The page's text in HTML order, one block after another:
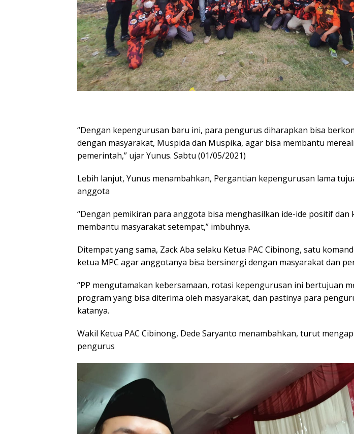
“Dengan kepengurusan baru ini, para pengurus diharapkan bisa
dengan masyarakat, Muspida dan Muspika, agar bisa membantu
pemerintah,” ujar Yunus. Sabtu (01/05/2021)
Lebih lanjut, Yunus menambahkan, Pergantian kepengurusan lama
anggota
“Dengan pemikiran para anggota bisa menghasilkan ide-ide positif dan
membantu masyarakat setempat,” imbuhnya.
Ditempat yang sama, Zack Aba selaku Ketua PAC Cibinong, satu
ketua MPC agar anggotanya bisa bersinergi dengan masyarakat dan
“PP mengutamakan kebersamaan, rotasi kepengurusan ini bertujuan
program yang bisa diterima oleh masyarakat, dan pastinya para
katanya.
Wakil Ketua PAC Cibinong, Dede Saryanto menambahkan, turut
pengurus